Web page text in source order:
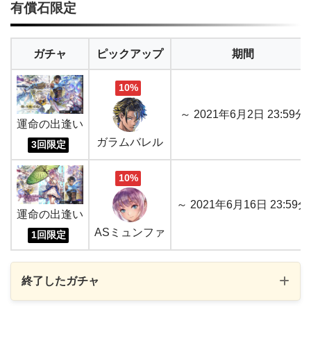
有償石限定
ガチャ ピックアップ 期間
運命の出逢い
3回限定
10%
ガラムバレル
～ 2021年6月2日 23:59分
運命の出逢い
1回限定
10%
ASミュンファ
～ 2021年6月16日 23:59分
終了したガチャ